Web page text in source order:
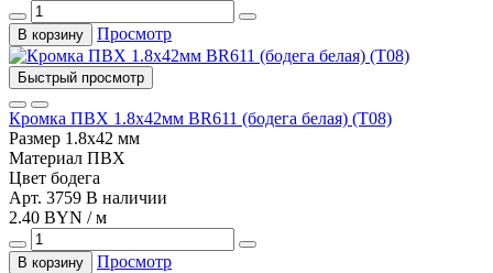
В корзину Просмотр
Быстрый просмотр
Кромка ПВХ 1.8х42мм BR611 (бодега белая) (Т08)
Размер 1.8х42 мм
Материал ПВХ
Цвет бодега
Арт. 3759 В наличии
2.40 BYN / м
В корзину Просмотр